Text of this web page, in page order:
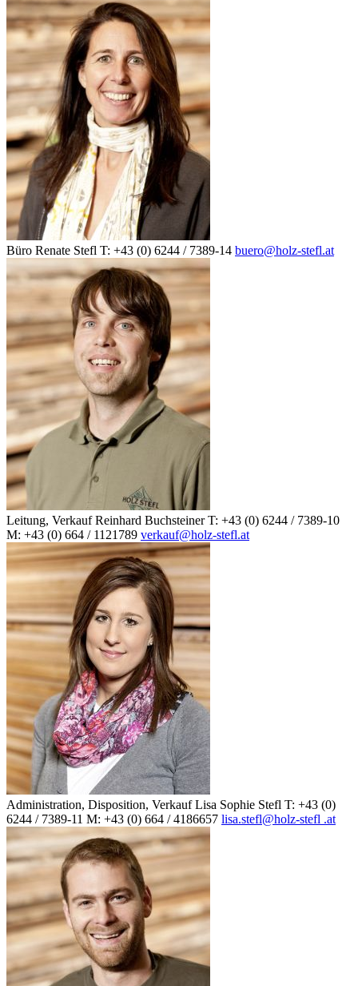
Büro Renate Stefl T: +43 (0) 6244 / 7389-14 buero@holz-stefl.at
Leitung, Verkauf Reinhard Buchsteiner T: +43 (0) 6244 / 7389-10
M: +43 (0) 664 / 1121789 verkauf@holz-stefl.at
Administration, Disposition, Verkauf Lisa Sophie Stefl T: +43 (0)
6244 / 7389-11 M: +43 (0) 664 / 4186657 lisa.stefl@holz-stefl .at